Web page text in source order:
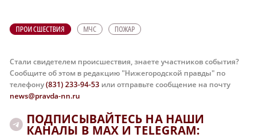
ПРОИСШЕСТВИЯ МЧС ПОЖАР
Стали свидетелем происшествия, знаете участников события?
Сообщите об этом в редакцию "Нижегородской правды" по
телефону(831) 233-94-53 или отправьте сообщение на почту
news@pravda-nn.ru
ПОДПИСЫВАЙТЕСЬ НА НАШИ
КАНАЛЫ В MAX И TELEGRAM: